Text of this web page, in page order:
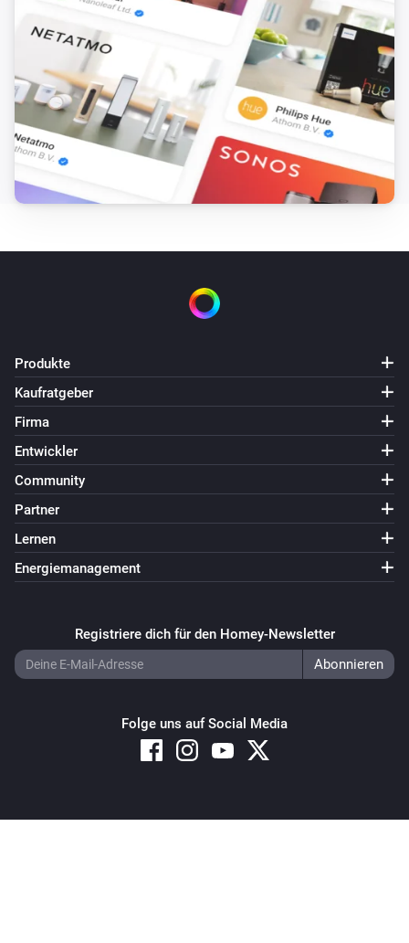
Produkte
Kaufratgeber
Firma
Entwickler
Community
Partner
Lernen
Energiemanagement
Registriere dich für den Homey-Newsletter
Folge uns auf Social Media